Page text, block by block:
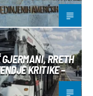
RRETH
KRITIKE –